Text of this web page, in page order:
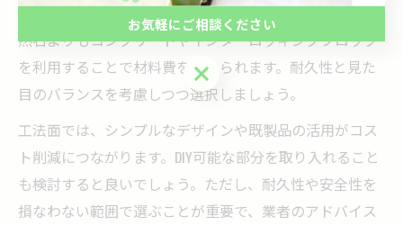
に優れた素材や工法を選ぶことが肝心です。例えば、天
然石よりもコンクリートやインターロッキングブロック
を利用することで材料費を抑えられます。耐久性と見た
目のバランスを考慮しつつ選択しましょう。
工法面では、シンプルなデザインや既製品の活用がコス
ト削減につながります。DIY可能な部分を取り入れること
も検討すると良いでしょう。ただし、耐久性や安全性を
損なわない範囲で選ぶことが重要で、業者のアドバイス
お気軽にご相談ください
お気軽にご相談ください